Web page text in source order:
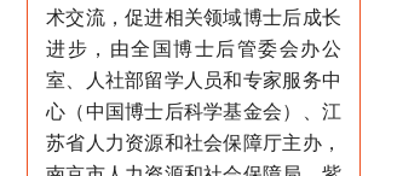
术交流，促进相关领域博士后成长
进步，由全国博士后管委会办公
室、人社部留学人员和专家服务中
心（中国博士后科学基金会）、江
苏省人力资源和社会保障厅主办，